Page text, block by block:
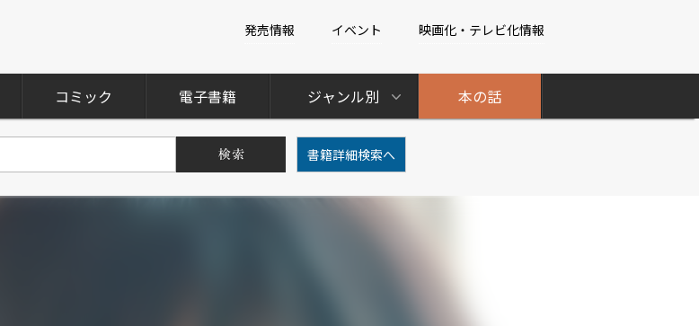
発売情報 イベント 映画化・テレビ化情報
コミック 電子書籍 ジャンル別 本の話
書籍詳細検索へ